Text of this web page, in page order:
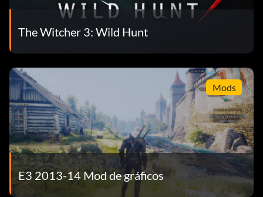
The Witcher 3: Wild Hunt
Mods
E3 2013-14 Mod de gráficos